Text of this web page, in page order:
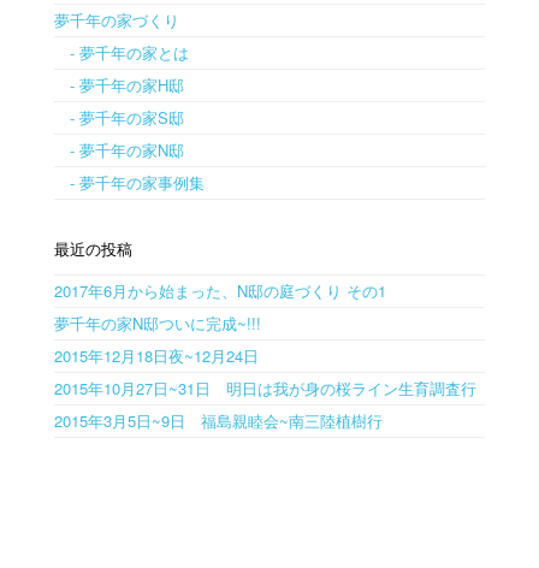
夢千年の家づくり
- 夢千年の家とは
- 夢千年の家H邸
- 夢千年の家S邸
- 夢千年の家N邸
- 夢千年の家事例集
最近の投稿
2017年6月から始まった、N邸の庭づくり その1
夢千年の家N邸ついに完成~!!!
2015年12月18日夜~12月24日
2015年10月27日~31日 明日は我が身の桜ライン生育調査行
2015年3月5日~9日 福島親睦会~南三陸植樹行